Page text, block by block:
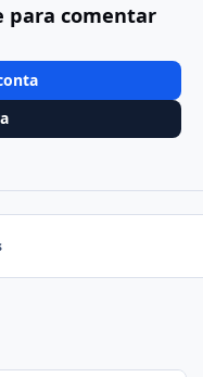
para comentar